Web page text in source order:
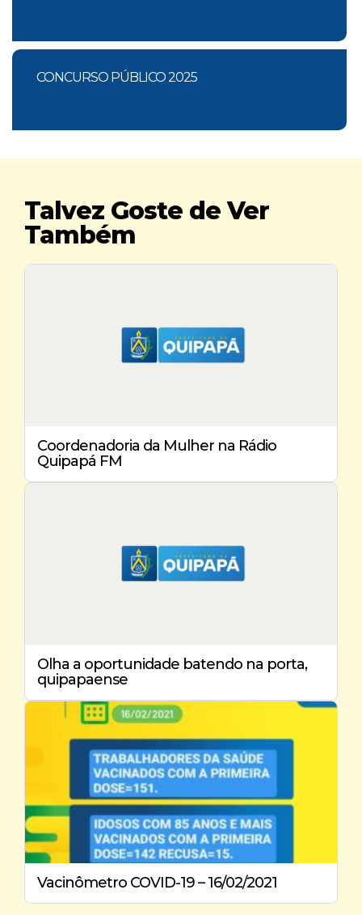
CONCURSO PÚBLICO 2025
Talvez Goste de Ver
Também
Coordenadoria da Mulher na Rádio
Quipapá FM
Olha a oportunidade batendo na porta,
quipapaense
Vacinômetro COVID-19 – 16/02/2021